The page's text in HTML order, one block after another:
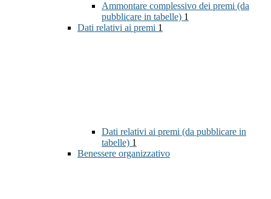
Ammontare complessivo dei premi (da
pubblicare in tabelle) 1
Dati relativi ai premi 1
Dati relativi ai premi (da pubblicare in
tabelle) 1
Benessere organizzativo